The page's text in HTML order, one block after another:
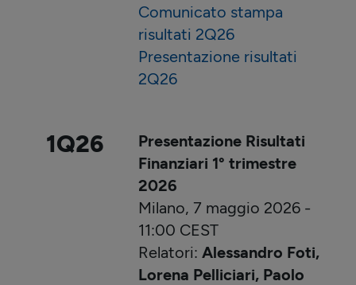
Comunicato stampa
risultati 2Q26
Presentazione risultati
2Q26
1Q26
Presentazione Risultati
Finanziari 1° trimestre
2026
Milano, 7 maggio 2026 -
11:00 CEST
Relatori:Alessandro Foti,
Lorena Pelliciari, Paolo